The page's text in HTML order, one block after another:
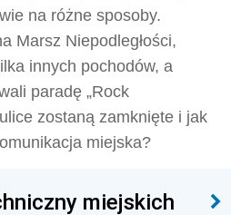
na różne sposoby.
Marsz Niepodległości,
innych pochodów, a
paradę „Rock
zostaną zamknięte i jak
miejska?
miejskich